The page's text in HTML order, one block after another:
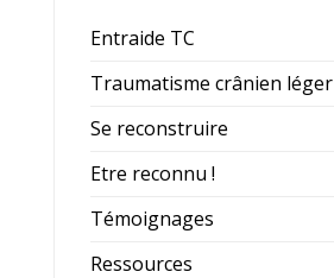
Entraide TC
Traumatisme crânien léger
Se reconstruire
Etre reconnu !
Témoignages
Ressources